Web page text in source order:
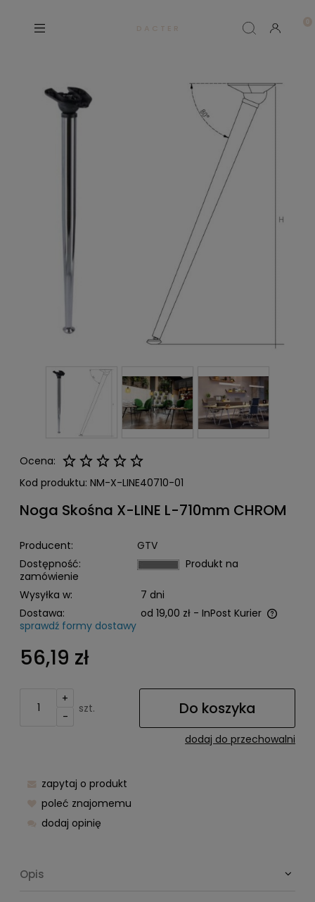
D A C T E R
Ocena:
Kod produktu: NM-X-LINE40710-01
Noga Skośna X-LINE L-710mm CHROM
Producent:
GTV
Dostępność:
Produkt na
zamówienie
Wysyłka w:
7 dni
Dostawa:
od 19,00 zł - InPost Kurier
Cena nie zawiera ewentualnych kosztów płatności
sprawdź formy dostawy
56,19 zł
+
-
szt. Do koszyka
dodaj do przechowalni
zapytaj o produkt
poleć znajomemu
dodaj opinię
Opis